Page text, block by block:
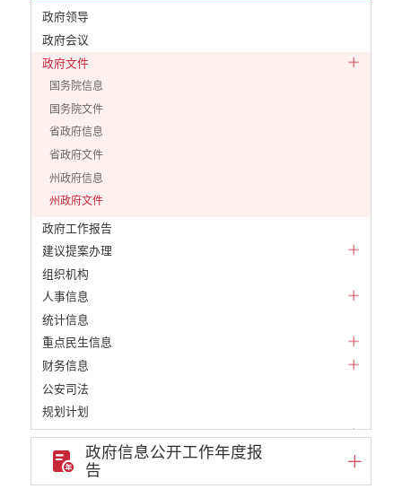
政府领导
政府会议
政府文件
国务院信息
国务院文件
省政府信息
省政府文件
州政府信息
州政府文件
政府工作报告
建议提案办理
组织机构
人事信息
统计信息
重点民生信息
财务信息
公安司法
规划计划
财政预决算
公务员招录
公共资源配置
政府信息公开工作年度报
告